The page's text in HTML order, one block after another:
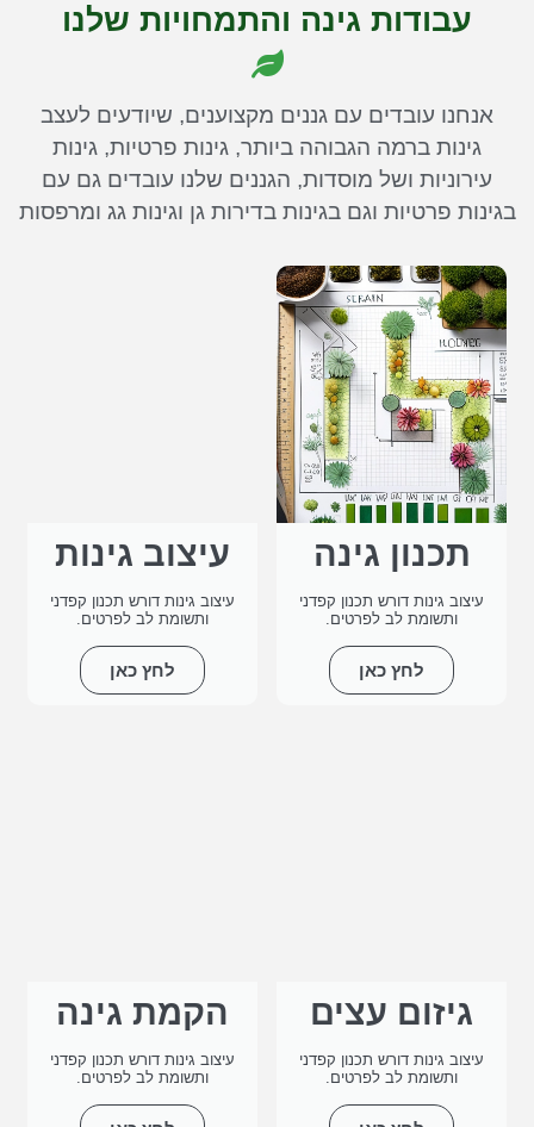
עבודות גינה והתמחויות שלנו
אנחנו עובדים עם גננים מקצוענים, שיודעים לעצב
גינות ברמה הגבוהה ביותר, גינות פרטיות, גינות
עירוניות ושל מוסדות, הגננים שלנו עובדים גם עם
בגינות פרטיות וגם בגינות בדירות גן וגינות גג ומרפסות
תכנון גינה
עיצוב גינות דורש תכנון קפדני
ותשומת לב לפרטים.
לחץ כאן
עיצוב גינות
עיצוב גינות דורש תכנון קפדני
ותשומת לב לפרטים.
לחץ כאן
גיזום עצים
עיצוב גינות דורש תכנון קפדני
ותשומת לב לפרטים.
הקמת גינה
עיצוב גינות דורש תכנון קפדני
ותשומת לב לפרטים.